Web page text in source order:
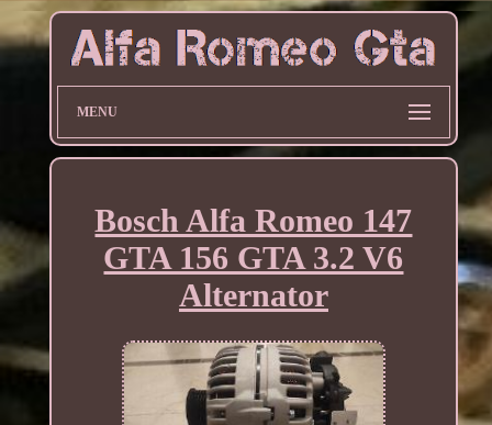
MENU
Bosch Alfa Romeo 147
GTA 156 GTA 3.2 V6
Alternator